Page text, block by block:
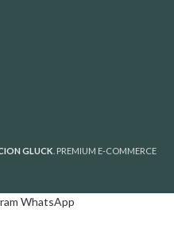
GLUCK . PREMIUM E-COMMERCE
WhatsApp